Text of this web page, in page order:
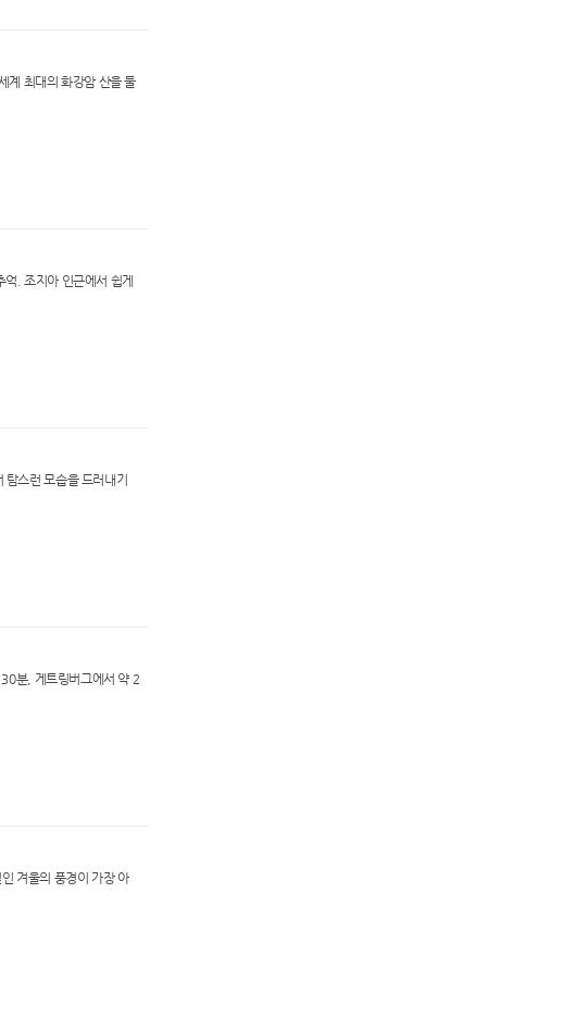
최대의 화강암 산을 둘
. 조지아 인근에서 쉽게
탐스런 모습을 드러내기
분, 게트링버그에서 약 2
겨울의 풍경이 가장 아